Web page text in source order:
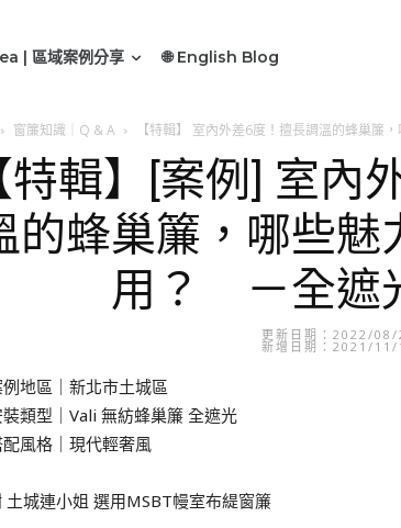
| 區域案例分享 🌐 English Blog
窗簾知識｜Q & A 【特輯】 室內外差6度！擅長調溫的蜂巢
特輯】[案例] 室內
的蜂巢簾，哪些魅
用？ －全遮
更新日期：2022/08/
新增日期：2021/11/
地區｜新北市土城區
類型｜Vali 無紡蜂巢簾 全遮光
風格｜現代輕奢風
土城連小姐 選用MSBT幔室布緹窗簾